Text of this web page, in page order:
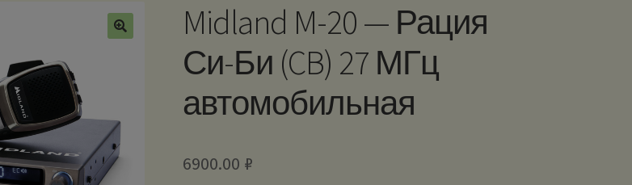
Midland M-20 — Рация
Си-Би (CB) 27 МГц
автомобильная
6900.00 ₽